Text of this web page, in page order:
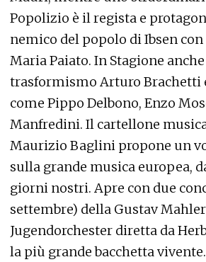
Popolizio è il regista e
nemico del popolo di Ibsen
Maria Paiato. In Stagione
trasformismo Arturo Brachetti
come Pippo Delbono, Enzo
Manfredini. Il cartellone
Maurizio Baglini propone un
sulla grande musica europea,
giorni nostri. Apre con due
settembre) della Gustav Mahler
Jugendorchester diretta da
la più grande bacchetta